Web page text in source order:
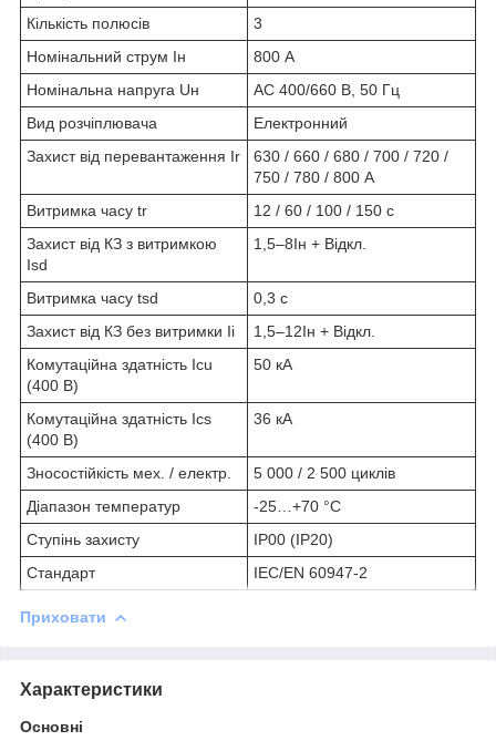
Кількість полюсів
3
Номінальний струм Iн
800 А
Номінальна напруга Uн
AC 400/660 В, 50 Гц
Вид розчіплювача
Електронний
Захист від перевантаження Ir
630 / 660 / 680 / 700 / 720 /
750 / 780 / 800 А
Витримка часу tr
12 / 60 / 100 / 150 с
Захист від КЗ з витримкою
Isd
1,5–8Iн + Відкл.
Витримка часу tsd
0,3 с
Захист від КЗ без витримки Ii
1,5–12Iн + Відкл.
Комутаційна здатність Icu
(400 В)
50 кА
Комутаційна здатність Ics
(400 В)
36 кА
Зносостійкість мех. / електр.
5 000 / 2 500 циклів
Діапазон температур
-25…+70 °С
Ступінь захисту
IP00 (IP20)
Стандарт
IEC/EN 60947-2
Приховати
Характеристики
Основні